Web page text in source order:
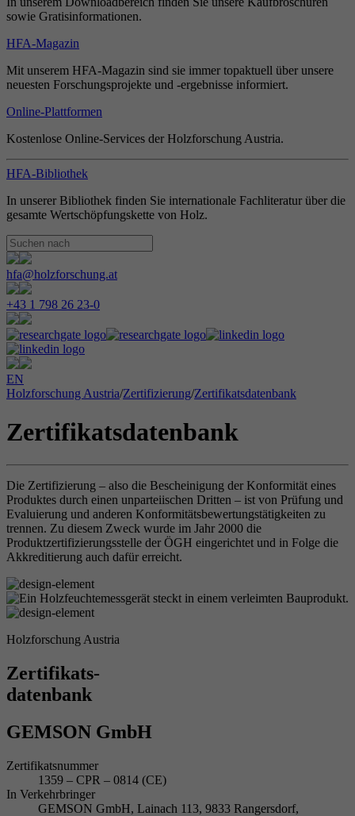
sowie Gratisinformationen.
HFA-Magazin
Mit unserem HFA-Magazin sind sie immer topaktuell über unsere
neuesten Forschungsprojekte und -ergebnisse informiert.
Online-Plattformen
Kostenlose Online-Services der Holzforschung Austria.
HFA-Bibliothek
In unserer Bibliothek finden Sie internationale Fachliteratur über die
gesamte Wertschöpfungskette von Holz.
hfa@holzforschung.at
+43 1 798 26 23-0
EN
Holzforschung Austria/Zertifizierung/Zertifikatsdatenbank
Zertifikatsdatenbank
Die Zertifizierung – also die Bescheinigung der Konformität eines
Produktes durch einen unparteiischen Dritten – ist von Prüfung und
Evaluierung und anderen Konformitätsbewertungstätigkeiten zu
trennen. Zu diesem Zweck wurde im Jahr 2000 die
Produktzertifizierungsstelle der ÖGH eingerichtet und in Folge die
Akkreditierung auch dafür erreicht.
Holzforschung Austria
Zertifikats-
datenbank
GEMSON GmbH
Zertifikatsnummer
1359 – CPR – 0814 (CE)
In Verkehrbringer
GEMSON GmbH, Lainach 113, 9833 Rangersdorf,